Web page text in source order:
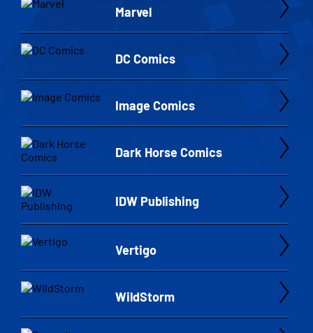
Marvel
DC Comics
Image Comics
Dark Horse Comics
IDW Publishing
Vertigo
WildStorm